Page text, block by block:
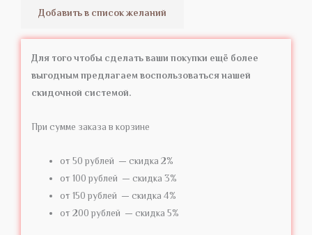
Добавить в список желаний
Для того чтобы сделать ваши покупки ещё более
выгодным предлагаем воспользоваться нашей
скидочной системой.
При сумме заказа в корзине
от 50 рублей — скидка 2%
от 100 рублей — скидка 3%
от 150 рублей — скидка 4%
от 200 рублей — скидка 5%